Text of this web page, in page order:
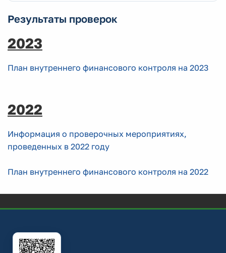
Результаты проверок
2023
План внутреннего финансового контроля на 2023
2022
Информация о проверочных мероприятиях,
проведенных в 2022 году
План внутреннего финансового контроля на 2022